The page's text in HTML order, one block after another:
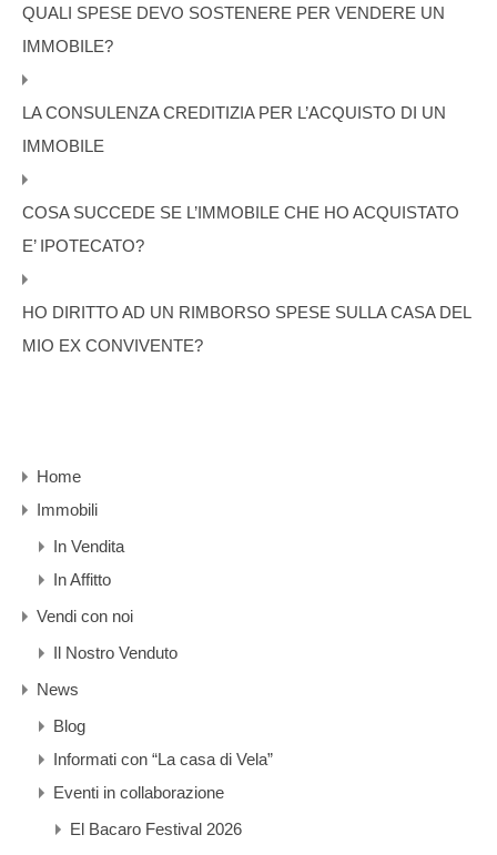
QUALI SPESE DEVO SOSTENERE PER VENDERE UN
IMMOBILE?
LA CONSULENZA CREDITIZIA PER L’ACQUISTO DI UN
IMMOBILE
COSA SUCCEDE SE L’IMMOBILE CHE HO ACQUISTATO
E’ IPOTECATO?
HO DIRITTO AD UN RIMBORSO SPESE SULLA CASA DEL
MIO EX CONVIVENTE?
Home
Immobili
In Vendita
In Affitto
Vendi con noi
Il Nostro Venduto
News
Blog
Informati con “La casa di Vela”
Eventi in collaborazione
El Bacaro Festival 2026